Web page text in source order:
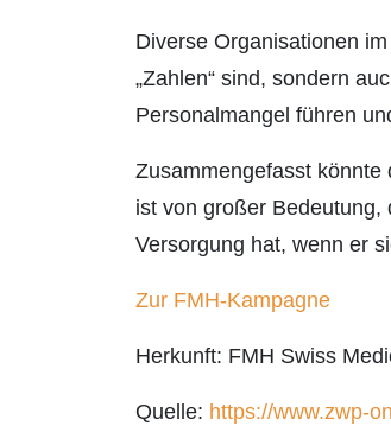
Diverse Organisationen
„Zahlen“ sind, sondern
Personalmangel führen
Zusammengefasst könnte
ist von großer
Versorgung hat, wenn er
Zur FMH-Kampagne
Herkunft: FMH Swiss
Quelle: https://www.zwp-